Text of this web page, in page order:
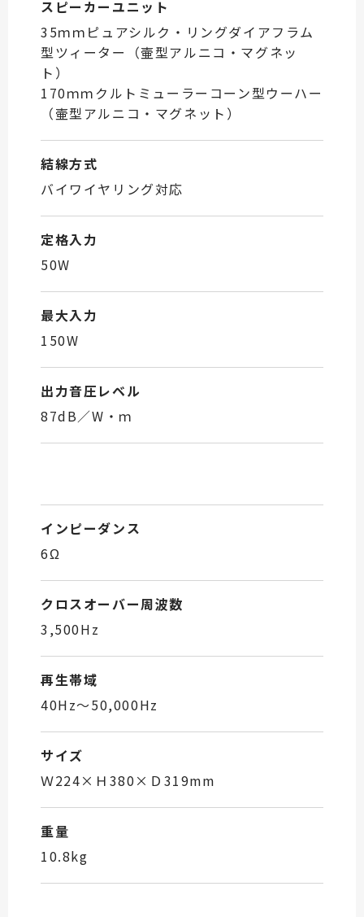
スピーカーユニット
35ｍｍピュアシルク・リングダイアフラム
型ツィーター（壷型アルニコ・マグネッ
ト）
170ｍｍクルトミューラーコーン型ウーハー
（壷型アルニコ・マグネット）
結線方式
バイワイヤリング対応
定格入力
50W
最大入力
150W
出力音圧レベル
87dB／W・ｍ
インピーダンス
6Ω
クロスオーバー周波数
3,500Hz
再生帯域
40Hz～50,000Hz
サイズ
Ｗ224×Ｈ380×Ｄ319mm
重量
10.8kg